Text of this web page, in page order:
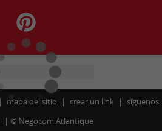
mapa del sitio crear un link
síguenos
© Negocom Atlantique